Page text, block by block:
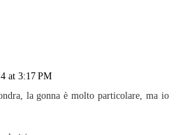
at 3:17 PM
la gonna è molto particolare, ma io